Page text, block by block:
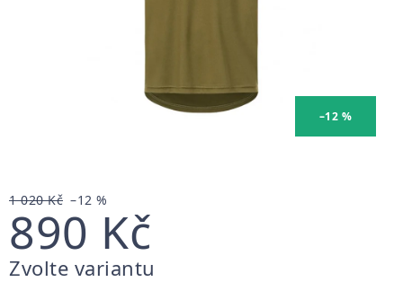
–12 %
1 020 Kč –12 %
890 Kč
Měrná
Zvolte variantu